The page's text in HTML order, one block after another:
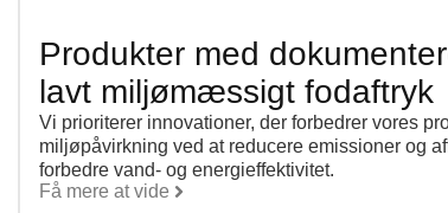
Produkter med
lavt miljømæssigt fodaftryk
Vi prioriterer innovationer, der forbedrer vores
miljøpåvirkning ved at reducere emissioner og
forbedre vand- og energieffektivitet.
Få mere at vide